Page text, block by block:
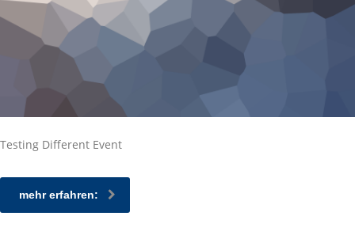
Testing Different Event
mehr erfahren: